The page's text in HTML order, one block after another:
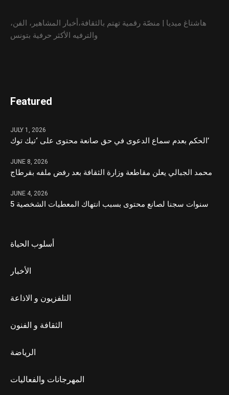
هاشتاغ ميديا | منصّة رقمية تهتم بالثقافة،أخبار المشاهير، الفن،
والترفيه الأكثر حرفية بتونس
Featured
JULY 1, 2026
الحكم بعدم سماع الدعوى في حق صانعة محتوى على ‘تيك توك’
JUNE 8, 2026
محمد الجبالي يعلن مقاطعة وزارة الثقافة بعد رفض ملفه بقرطاج
JUNE 4, 2026
5 سنوات سجنا لصانع محتوى بسبب انتهاك المعطيات الشخصية
أسلوب الحياة
الأخبار
التلفزيون و الاذاعة
الثقافة و الفنون
الرياضة
المهرجانات والفعاليات